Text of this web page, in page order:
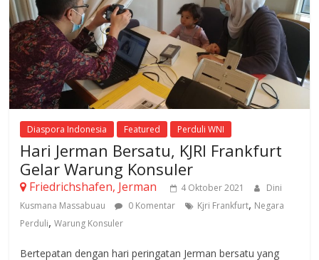
Diaspora Indonesia Featured Perduli WNI
Hari Jerman Bersatu, KJRI Frankfurt
Gelar Warung Konsuler
Friedrichshafen, Jerman 4 Oktober 2021
Dini
Kusmana Massabuau
0 Komentar Kjri Frankfurt, Negara
Perduli,Warung Konsuler
Bertepatan dengan hari peringatan Jerman bersatu yang